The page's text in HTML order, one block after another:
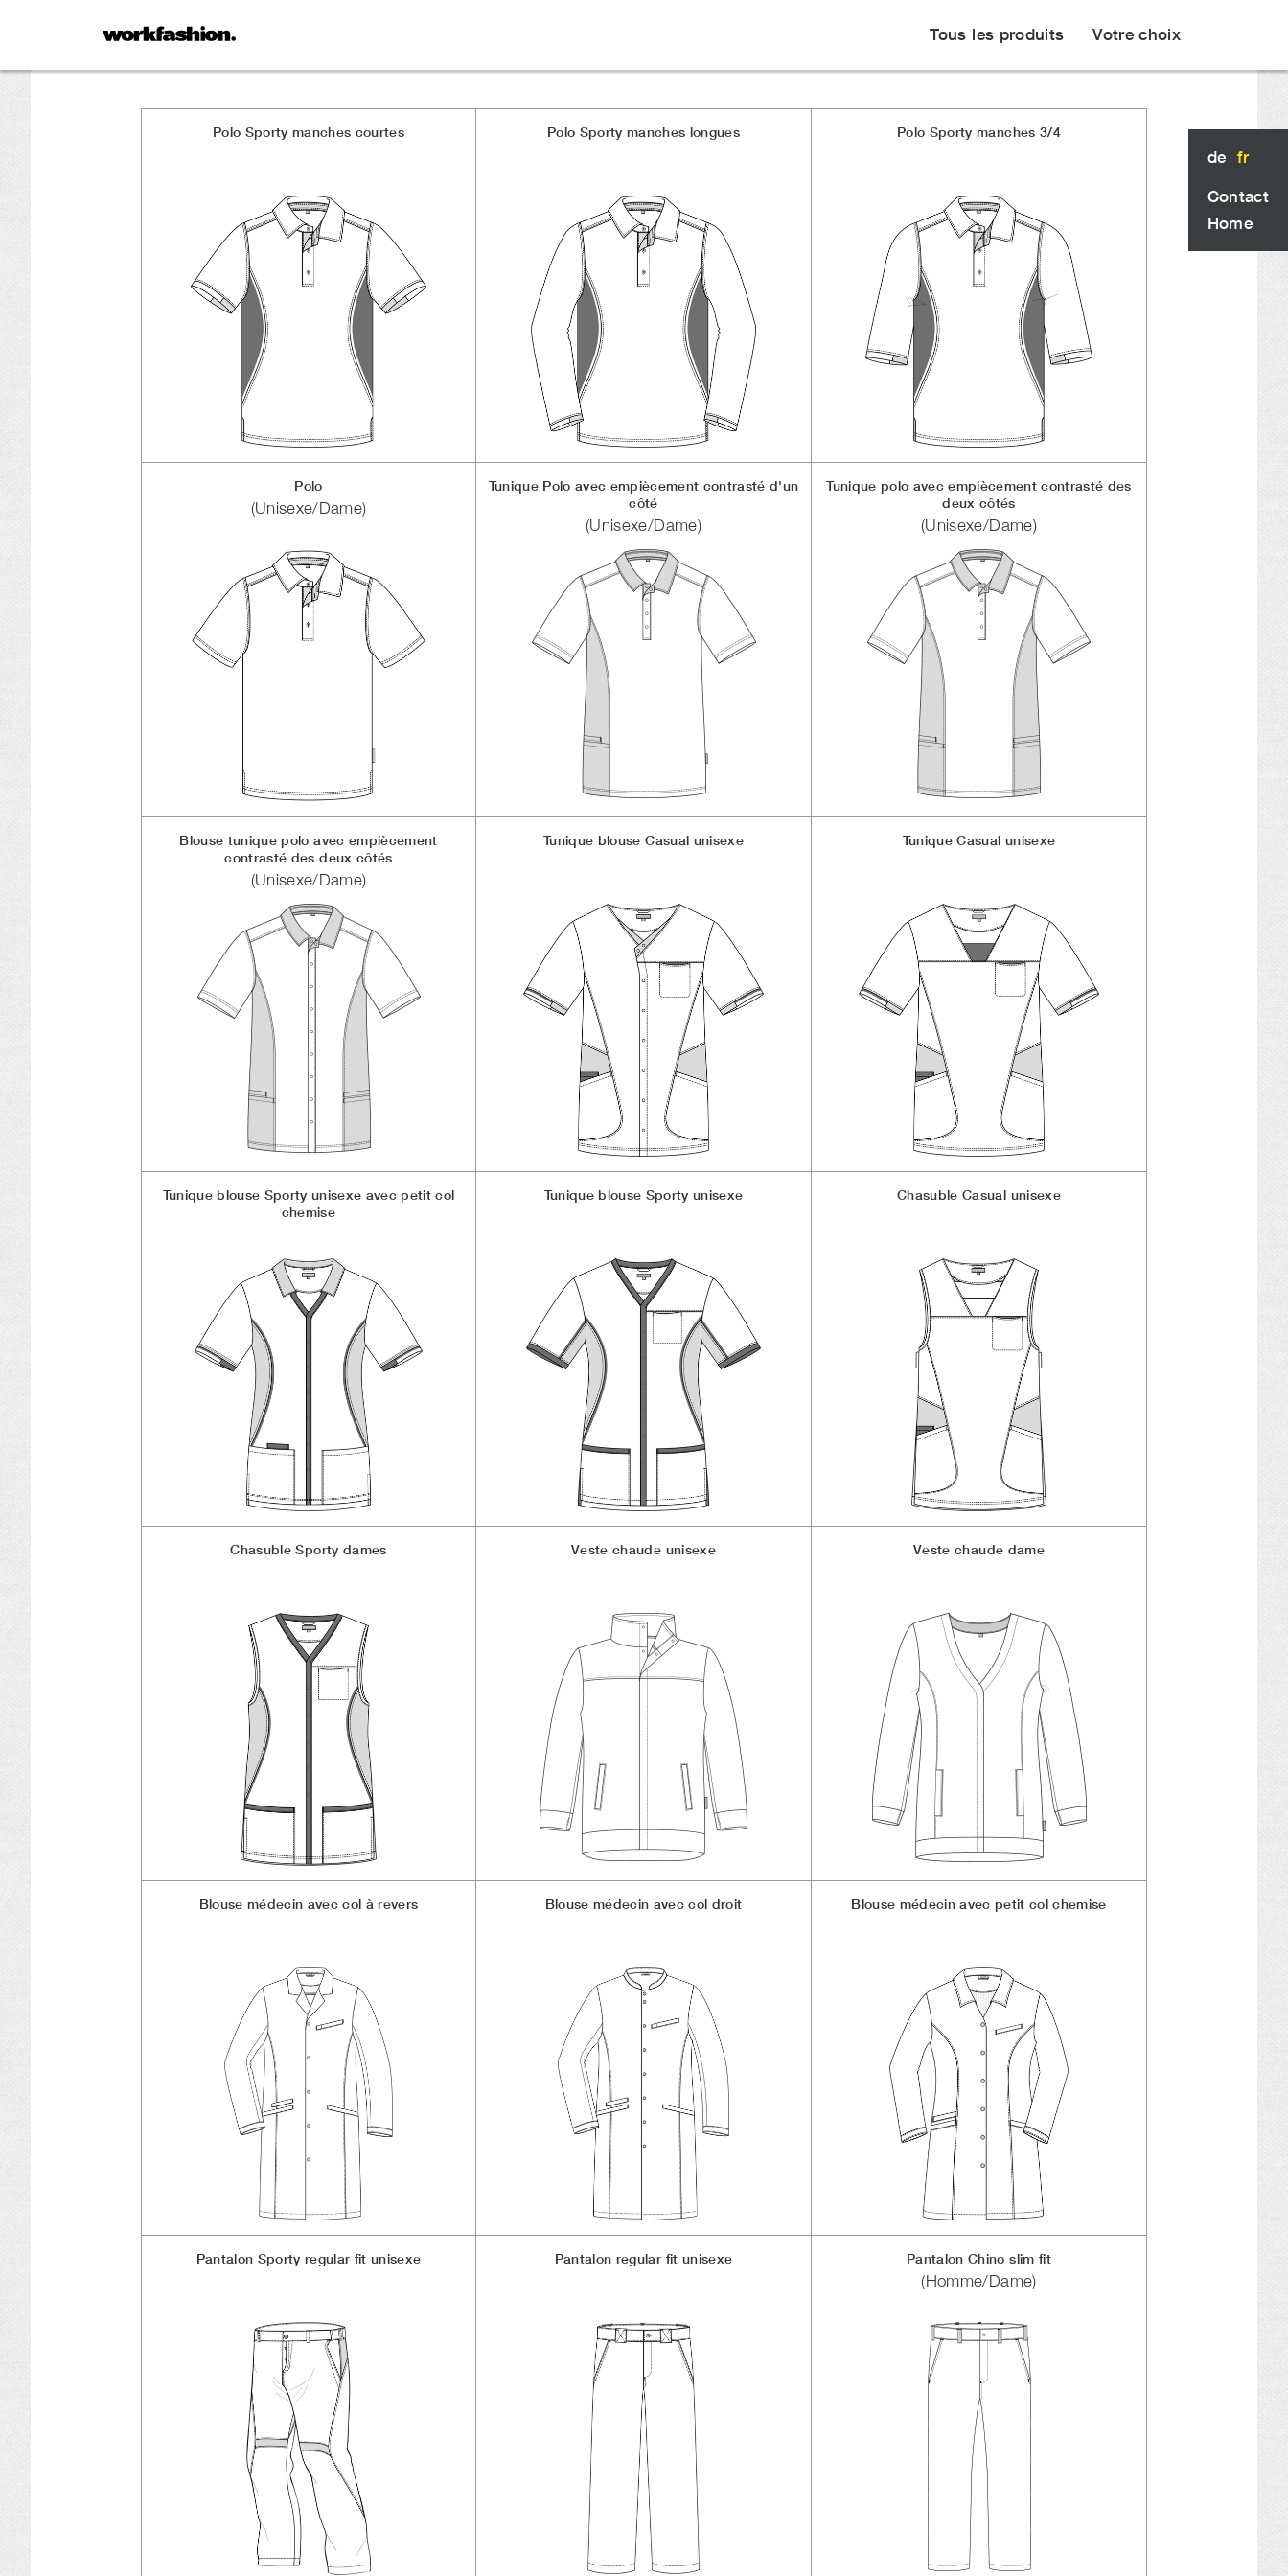
Tous les produits Votre choix
de fr
Contact
Home
Polo Sporty manches courtes Polo Sporty manches longues Polo Sporty manches 3/4
Polo
(Unisexe/Dame)
Tunique Polo avec empiècement contrasté d'un
côté
(Unisexe/Dame)
Tunique polo avec empiècement contrasté des
deux côtés
(Unisexe/Dame)
Blouse tunique polo avec empiècement
contrasté des deux côtés
(Unisexe/Dame)
Tunique blouse Casual unisexe Tunique Casual unisexe
Tunique blouse Sporty unisexe avec petit col
chemise
Tunique blouse Sporty unisexe Chasuble Casual unisexe
Chasuble Sporty dames Veste chaude unisexe Veste chaude dame
Blouse médecin avec col à revers Blouse médecin avec col droit Blouse médecin avec petit col chemise
Pantalon Sporty regular fit unisexe Pantalon regular fit unisexe Pantalon Chino slim fit
(Homme/Dame)